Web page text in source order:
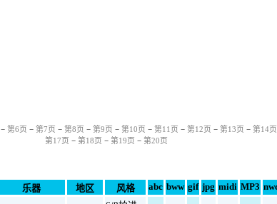
− 第6页 − 第7页 − 第8页 − 第9页 − 第10页 − 第11页 − 第12页 − 第13页 − 第14页
第17页 −第18页 −第19页 −第20页
乐器 地区 风格 abc bww gif jpg midi MP3